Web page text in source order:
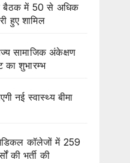
बैठक में 50 से अधिक
हुए शामिल
सामाजिक अंकेक्षण
का शुभारम्भ
नई स्वास्थ्य बीमा
कॉलेजों में 259
की भर्ती की